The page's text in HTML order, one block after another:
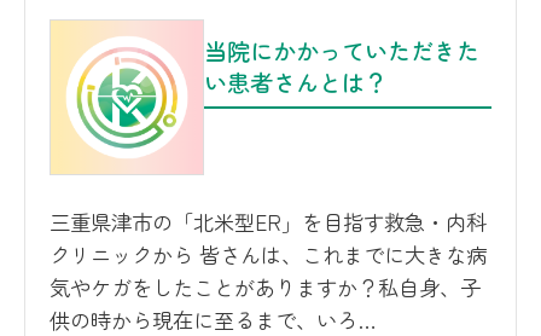
当院にかかっていただきた
い患者さんとは？
三重県津市の「北米型ER」を目指す救急・内科
クリニックから 皆さんは、これまでに大きな病
気やケガをしたことがありますか？私自身、子
供の時から現在に至るまで、いろ…